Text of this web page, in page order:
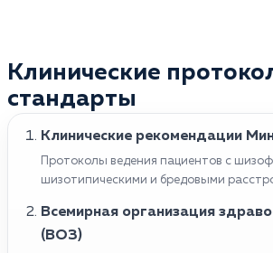
Клинические
стандарты
Клинические рекомендации
Протоколы ведения пациентов с
шизотипическими и бредовыми
Всемирная организация
(ВОЗ)